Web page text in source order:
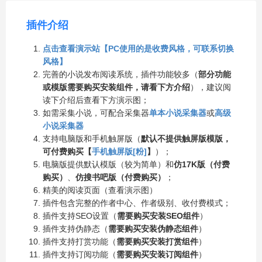
插件介绍
点击查看演示站【PC使用的是收费风格，可联系切换
风格】
完善的小说发布阅读系统，插件功能较多（部分功能
或模版需要购买安装组件，请看下方介绍），建议阅
读下介绍后查看下方演示图；
如需采集小说，可配合采集器单本小说采集器或高级
小说采集器
支持电脑版和手机触屏版（默认不提供触屏版模版，
可付费购买【手机触屏版[粉]】
）；
电脑版提供默认模版（较为简单）和仿17K版（付费
购买）
仿搜书吧版（付费购买）
；
精美的阅读页面（查看演示图）
插件包含完整的作者中心、作者级别、收付费模式；
插件支持SEO设置（需要购买安装SEO组件）
插件支持伪静态（需要购买安装伪静态组件）
插件支持打赏功能（需要购买安装打赏组件）
插件支持订阅功能（需要购买安装订阅组件）